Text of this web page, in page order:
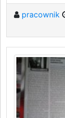
pracownik